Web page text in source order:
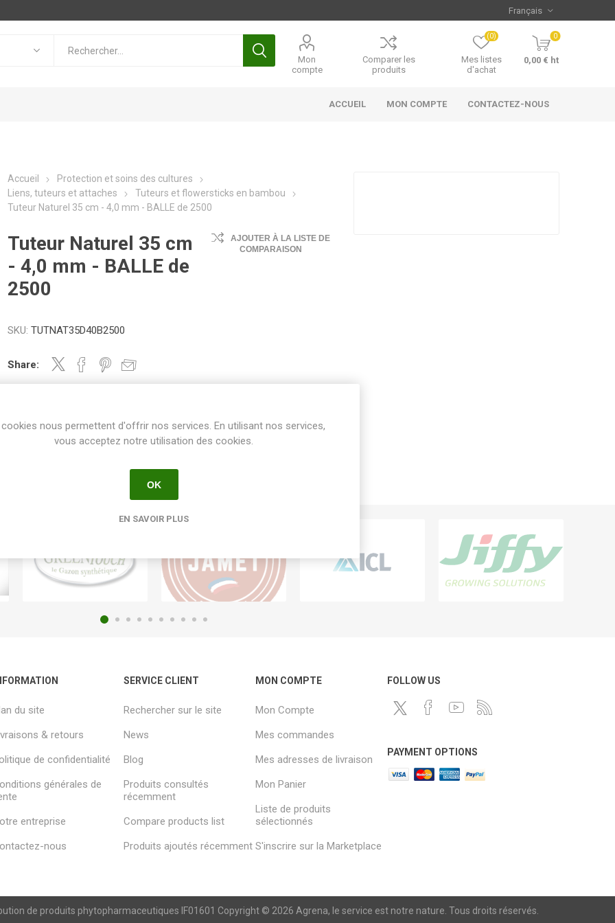
Mon
compte
Comparer les
produits
Mes listes
d'achat
(0) 0
0,00 € ht
ACCUEIL MON COMPTE CONTACTEZ-NOUS
Accueil
Protection et soins des cultures
Liens, tuteurs et attaches
Tuteurs et flowersticks en bambou
Tuteur Naturel 35 cm - 4,0 mm - BALLE de 2500
Tuteur Naturel 35 cm
- 4,0 mm - BALLE de
2500
AJOUTER À LA LISTE DE
COMPARAISON
SKU: TUTNAT35D40B2500
Share:
du site
& retours
de confidentialité
générales de
entreprise
nous
SERVICE CLIENT
Rechercher sur le site
News
Blog
Produits consultés
récemment
Compare products list
Produits ajoutés récemment
MON COMPTE
Mon Compte
Mes commandes
Mes adresses de livraison
Mon Panier
Liste de produits
sélectionnés
S'inscrire sur la Marketplace
FOLLOW US
PAYMENT OPTIONS
de produits phytopharmaceutiques IF01601 Copyright © 2026 Agrena, le service est notre nature. Tous droits réservés.
nous permettent d'offrir nos services. En utilisant nos services,
vous acceptez notre utilisation des cookies.
OK
EN SAVOIR PLUS